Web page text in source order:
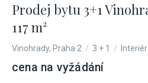
Prodej bytu 3+1
117 m²
Vinohrady, Praha 2 / 3 + 1 /
cena na vyžádání